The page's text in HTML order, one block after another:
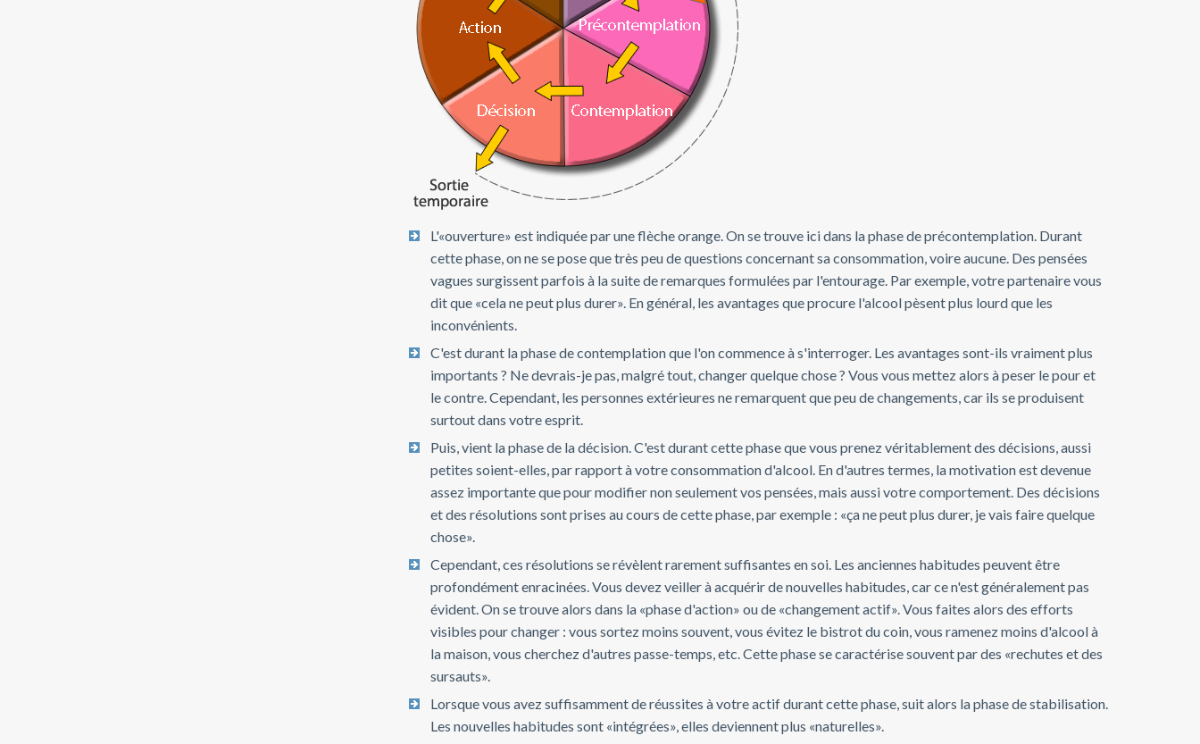
L'«ouverture» est indiquée par une flèche orange. On se trouve ici dans la phase de précontemplation. Durant
cette phase, on ne se pose que très peu de questions concernant sa consommation, voire aucune. Des pensées
vagues surgissent parfois à la suite de remarques formulées par l'entourage. Par exemple, votre partenaire vous
dit que «cela ne peut plus durer». En général, les avantages que procure l'alcool pèsent plus lourd que les
inconvénients.
C'est durant la phase de contemplation que l'on commence à s'interroger. Les avantages sont-ils vraiment plus
importants ? Ne devrais-je pas, malgré tout, changer quelque chose ? Vous vous mettez alors à peser le pour et
le contre. Cependant, les personnes extérieures ne remarquent que peu de changements, car ils se produisent
surtout dans votre esprit.
Puis, vient la phase de la décision. C'est durant cette phase que vous prenez véritablement des décisions, aussi
petites soient-elles, par rapport à votre consommation d'alcool. En d'autres termes, la motivation est devenue
assez importante que pour modifier non seulement vos pensées, mais aussi votre comportement. Des décisions
et des résolutions sont prises au cours de cette phase, par exemple : «ça ne peut plus durer, je vais faire quelque
chose».
Cependant, ces résolutions se révèlent rarement suffisantes en soi. Les anciennes habitudes peuvent être
profondément enracinées. Vous devez veiller à acquérir de nouvelles habitudes, car ce n'est généralement pas
évident. On se trouve alors dans la «phase d'action» ou de «changement actif». Vous faites alors des efforts
visibles pour changer : vous sortez moins souvent, vous évitez le bistrot du coin, vous ramenez moins d'alcool à
la maison, vous cherchez d'autres passe-temps, etc. Cette phase se caractérise souvent par des «rechutes et des
sursauts».
Lorsque vous avez suffisamment de réussites à votre actif durant cette phase, suit alors la phase de stabilisation.
Les nouvelles habitudes sont «intégrées», elles deviennent plus «naturelles».